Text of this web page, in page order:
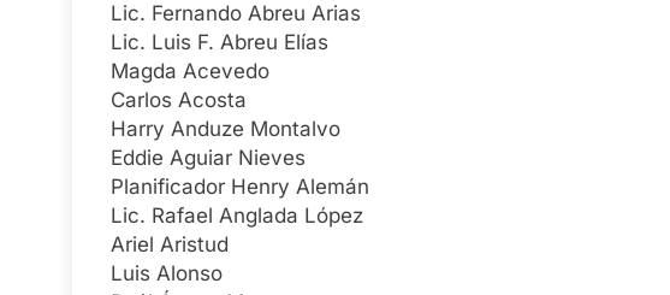
Lic. Fernando Abreu Arias
Lic. Luis F. Abreu Elías
Magda Acevedo
Carlos Acosta
Harry Anduze Montalvo
Eddie Aguiar Nieves
Planificador Henry Alemán
Lic. Rafael Anglada López
Ariel Aristud
Luis Alonso